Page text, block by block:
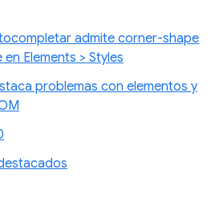
admite corner-shape
Elements > Styles
problemas con elementos y